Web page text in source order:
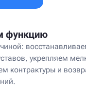
функцию
укрепляем
контрактуры и